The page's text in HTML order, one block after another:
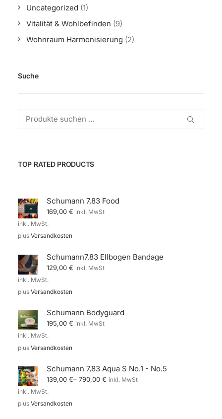
Uncategorized (1)
Vitalität & Wohlbefinden (9)
Wohnraum Harmonisierung (2)
Suche
Suchen
TOP RATED PRODUCTS
Schumann 7,83 Food
169,00 € inkl. MwSt
inkl. MwSt.
plus Versandkosten
Schumann7,83 Ellbogen Bandage
129,00 € inkl. MwSt
inkl. MwSt.
plus Versandkosten
Schumann Bodyguard
195,00 € inkl. MwSt
inkl. MwSt.
plus Versandkosten
Schumann 7,83 Aqua S No.1 - No.5
139,00 €– 790,00 € inkl. MwSt
inkl. MwSt.
plus Versandkosten